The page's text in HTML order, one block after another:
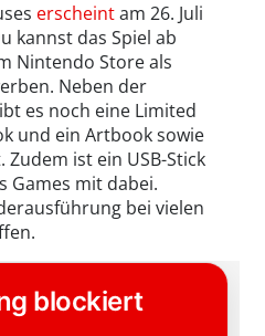
erscheintam 26. Juli
kannst das Spiel ab
Nintendo Store als
Neben der
es noch eine Limited
und ein Artbook sowie
ist ein USB-Stick
Games mit dabei.
bei vielen